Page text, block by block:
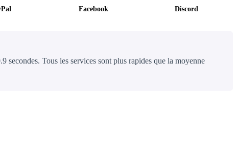
Facebook Discord
Tous les services sont plus rapides que la moyenne